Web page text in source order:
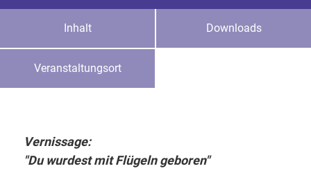
Inhalt Downloads
Veranstaltungsort
Vernissage:
"Du wurdest mit Flügeln geboren"